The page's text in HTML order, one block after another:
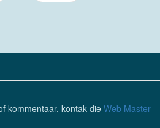
kommentaar, kontak die Web Master